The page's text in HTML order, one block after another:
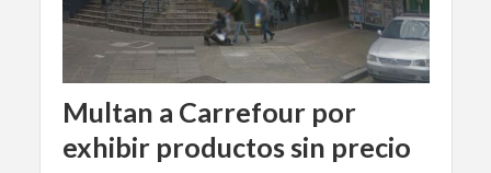
Multan a Carrefour por
exhibir productos sin precio